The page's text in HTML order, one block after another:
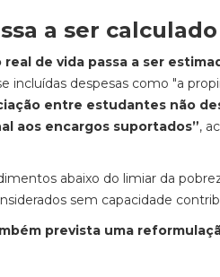
a ser calculado
real de vida passa a ser
incluídas despesas como "a
entre estudantes não
aos encargos suportados”,
abaixo do limiar da
sem capacidade
prevista uma